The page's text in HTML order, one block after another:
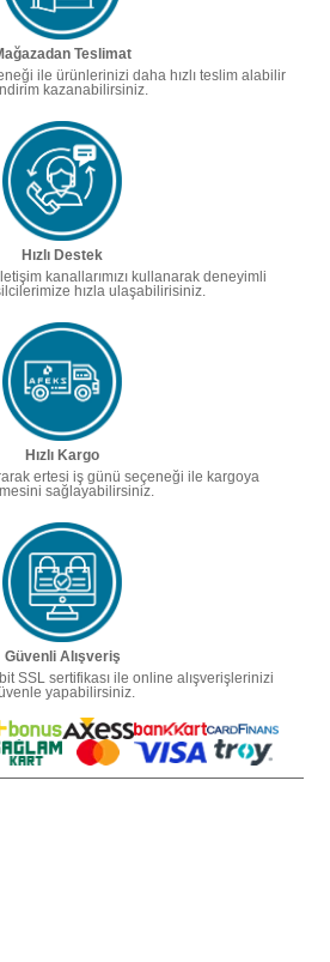
Teslimat
ile ürünlerinizi daha hızlı teslim alabilir
kazanabilirsiniz.
Hızlı Destek
kanallarımızı kullanarak deneyimli
hızla ulaşabilirisiniz.
Hızlı Kargo
ertesi iş günü seçeneği ile kargoya
sağlayabilirsiniz.
Güvenli Alışveriş
SSL sertifikası ile online alışverişlerinizi
yapabilirsiniz.